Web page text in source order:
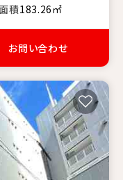
積183.26㎡
お問い合わせ